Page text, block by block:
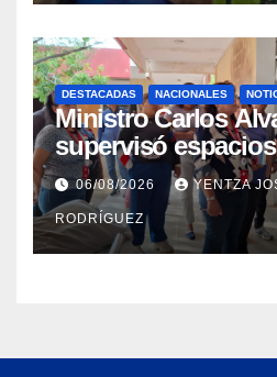
DESTACADAS NACIONALES
Ministro Carlos
supervisó
Dermatológico Dr.
en La Guaira
06/08/2026 YENTZA
RODRÍGUEZ